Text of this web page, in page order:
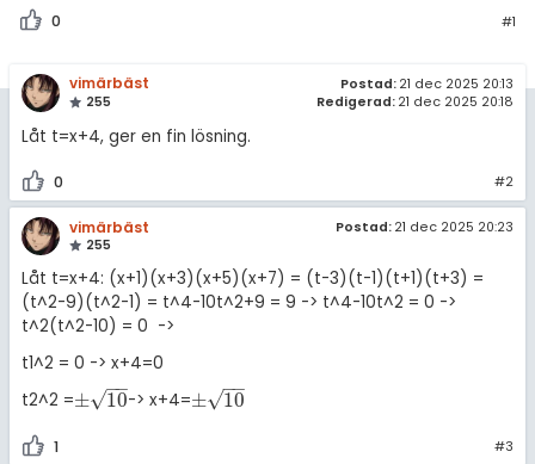
0 #1
vimärbäst
255
Postad: 21 dec 2025 20:13
Redigerad: 21 dec 2025 20:18
Låt t=x+4, ger en fin lösning.
0 #2
vimärbäst
255
Postad: 21 dec 2025 20:23
Låt t=x+4: (x+1)(x+3)(x+5)(x+7) = (t-3)(t-1)(t+1)(t+3) =
(t^2-9)(t^2-1) = t^4-10t^2+9 = 9 -> t^4-10t^2 = 0 ->
t^2(t^2-10) = 0 ->
t1^2 = 0 -> x+4=0
t2^2 =± 10
−−
√
±10 -> x+4=± 10
−−
√
±10
1 #3